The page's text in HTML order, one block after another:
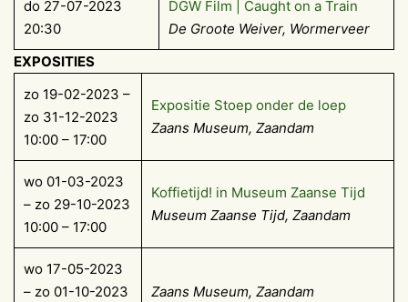
do 27-07-2023
20:30
DGW Film | Caught on a Train
De Groote Weiver, Wormerveer
EXPOSITIES
zo 19-02-2023 –
zo 31-12-2023
10:00 – 17:00
Expositie Stoep onder de loep
Zaans Museum, Zaandam
wo 01-03-2023
– zo 29-10-2023
10:00 – 17:00
Koffietijd! in Museum Zaanse Tijd
Museum Zaanse Tijd, Zaandam
wo 17-05-2023
– zo 01-10-2023
Zaans Museum, Zaandam